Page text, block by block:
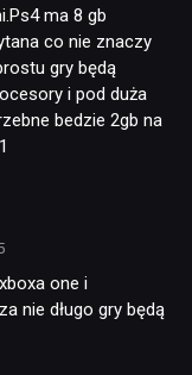
ma 8 gb
co nie znaczy
gry będą
i pod duża
bedzie 2gb na
one i
nie długo gry będą